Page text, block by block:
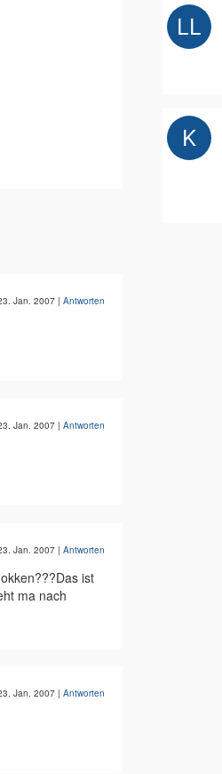
Jan. 2007 | Antworten
Jan. 2007 | Antworten
Jan. 2007 | Antworten
ist
ma nach
Jan. 2007 | Antworten